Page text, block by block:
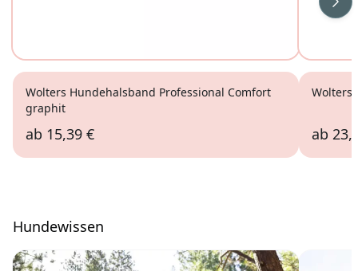
Wolters Hundehalsband Professional Comfort
graphit
ab 15,39 €
Wolters
ab
Hundewissen